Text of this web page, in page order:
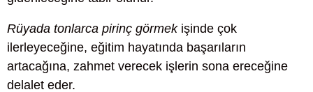
Rüyada tonlarca pirinç görmekişinde çok
ilerleyeceğine, eğitim hayatında başarıların
artacağına, zahmet verecek işlerin sona ereceğine
delalet eder.